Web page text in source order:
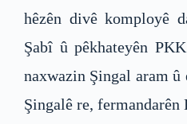
hêzên divê komployê
Şabî û pêkhateyên
naxwazin Şingal aram
Şingalê re,